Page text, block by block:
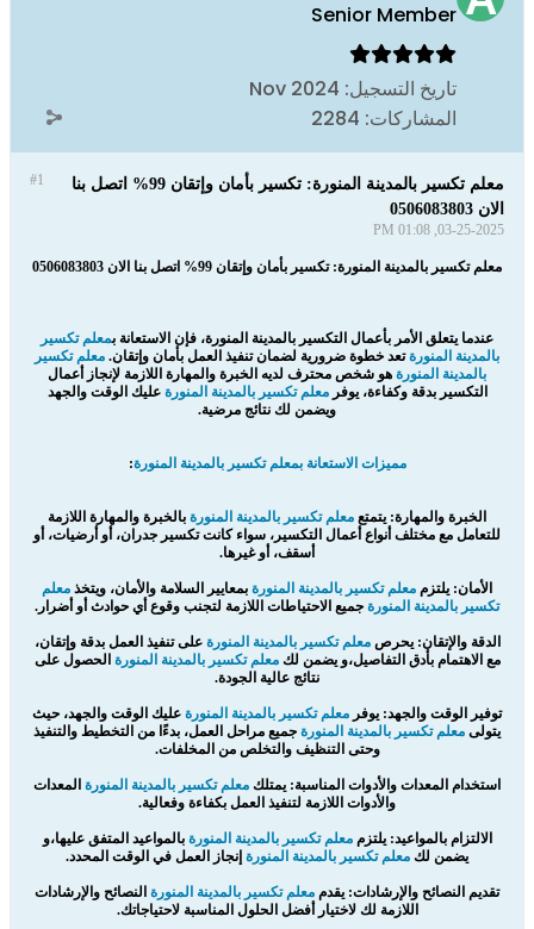
Senior Member
تاريخ التسجيل: Nov 2024
المشاركات: 2284
#1
معلم تكسير بالمدينة المنورة: تكسير بأمان وإتقان 99% اتصل بنا
الان 0506083803
03-25-2025, 01:08 PM
معلم تكسير بالمدينة المنورة: تكسير بأمان وإتقان 99% اتصل بنا الان 0506083803
عندما يتعلق الأمر بأعمال التكسير بالمدينة المنورة، فإن الاستعانة بمعلم تكسير
بالمدينة المنورةتعد خطوة ضرورية لضمان تنفيذ العمل بأمان وإتقان. معلم تكسير
بالمدينة المنورة هو شخص محترف لديه الخبرة والمهارة اللازمة لإنجاز أعمال
التكسير بدقة وكفاءة، يوفرمعلم تكسير بالمدينة المنورة عليك الوقت والجهد
ويضمن لك نتائج مرضية.
مميزات الاستعانة بمعلم تكسير بالمدينة المنورة:
الخبرة والمهارة: يتمتع معلم تكسير بالمدينة المنورة بالخبرة والمهارة اللازمة
للتعامل مع مختلف أنواع أعمال التكسير، سواء كانت تكسير جدران، أو أرضيات، أو
أسقف، أو غيرها.
الأمان: يلتزم معلم تكسير بالمدينة المنورة بمعايير السلامة والأمان، ويتخذ معلم
تكسير بالمدينة المنورة جميع الاحتياطات اللازمة لتجنب وقوع أي حوادث أو أضرار.
الدقة والإتقان: يحرصمعلم تكسير بالمدينة المنورة على تنفيذ العمل بدقة وإتقان،
مع الاهتمام بأدق التفاصيل،و يضمن لكمعلم تكسير بالمدينة المنورة الحصول على
نتائج عالية الجودة.
توفير الوقت والجهد: يوفر معلم تكسير بالمدينة المنورة عليك الوقت والجهد، حيث
يتولى معلم تكسير بالمدينة المنورة جميع مراحل العمل، بدءًا من التخطيط والتنفيذ
وحتى التنظيف والتخلص من المخلفات.
استخدام المعدات والأدوات المناسبة: يمتلك معلم تكسير بالمدينة المنورة المعدات
والأدوات اللازمة لتنفيذ العمل بكفاءة وفعالية.
الالتزام بالمواعيد: يلتزممعلم تكسير بالمدينة المنورة بالمواعيد المتفق عليها،و
يضمن لك معلم تكسير بالمدينة المنورة إنجاز العمل في الوقت المحدد.
تقديم النصائح والإرشادات: يقدم معلم تكسير بالمدينة المنورة النصائح والإرشادات
اللازمة لك لاختيار أفضل الحلول المناسبة لاحتياجاتك.